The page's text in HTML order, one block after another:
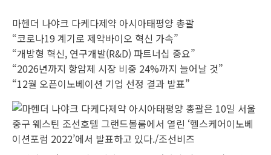
마헨더 나야크 다케다제약 아시아태평양 총괄
“코로나19 계기로 제약바이오 혁신 가속”
“개방형 혁신, 연구개발(R&D) 파트너십 중요”
“2026년까지 항암제 시장 비중 24%까지 늘어날 것”
“12월 오픈이노베이션 기업 선정 결과 발표”